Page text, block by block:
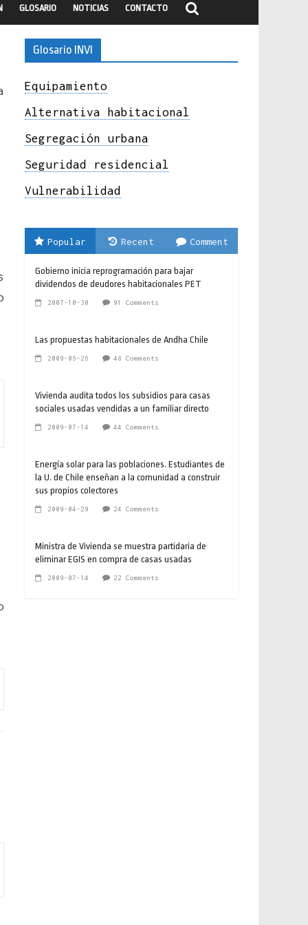
GLOSARIO NOTICIAS CONTACTO
Glosario INVI
Equipamiento
Alternativa habitacional
Segregación urbana
Seguridad residencial
Vulnerabilidad
Popular Recent Comment
Gobierno inicia reprogramación para bajar
dividendos de deudores habitacionales PET
2007-10-30 91 Comments
Las propuestas habitacionales de Andha Chile
2009-06-26 48 Comments
Vivienda audita todos los subsidios para casas
sociales usadas vendidas a un familiar directo
2009-07-14 44 Comments
Energía solar para las poblaciones. Estudiantes de
la U. de Chile enseñan a la comunidad a construir
sus propios colectores
2009-04-29 24 Comments
Ministra de Vivienda se muestra partidaria de
eliminar EGIS en compra de casas usadas
2009-07-14 22 Comments